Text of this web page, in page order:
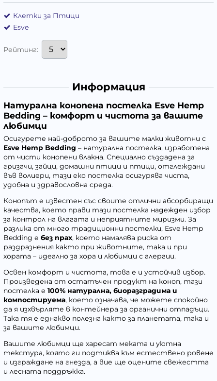
Клетки за Птици
Esve
Рейтинг:
Информация
Натурална конопена постелка Esve Hemp
Bedding – комфорт и чистота за вашите
любимци
Осигурете най-доброто за вашите малки животни с
Esve Hemp Bedding – натурална постелка, изработена
от чисти конопени влакна. Специално създадена за
гризачи, зайци, домашни птици и птици, отглеждани
във волиери, тази еко постелка осигурява чиста,
удобна и здравословна среда.
Конопът е известен със своите отлични абсорбиращи
качества, което прави тази постелка надежден избор
за контрол на влагата и неприятните миризми. За
разлика от много традиционни постелки, Esve Hemp
Bedding е без прах, което намалява риска от
раздразнения както при животните, така и при
хората – идеално за хора и любимци с алергии.
Освен комфорт и чистота, това е и устойчив избор.
Произведена от остатъчен продукт на коноп, тази
постелка е 100% натурална, биоразградима и
компостируема, което означава, че можете спокойно
да я изхвърляте в контейнера за органични отпадъци.
Така тя е еднакво полезна както за планетата, така и
за вашите любимци.
Вашите любимци ще харесат меката и уютна
текстура, която ги подтиква към естествено ровене
и изграждане на гнезда, а вие ще оцените свежестта
и лесната поддръжка.